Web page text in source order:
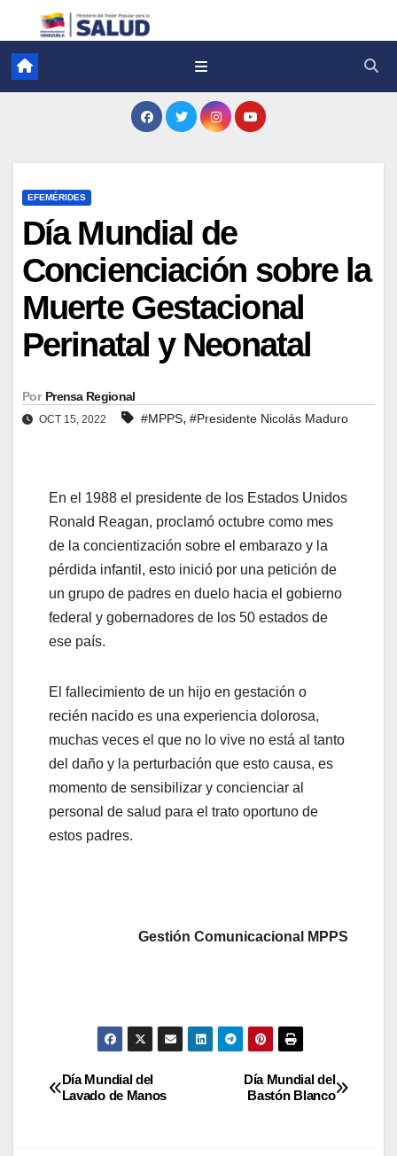
EFEMÉRIDES
Día Mundial de
Concienciación sobre la
Muerte Gestacional
Perinatal y Neonatal
Por Prensa Regional
OCT 15, 2022 #MPPS, #Presidente Nicolás Maduro
En el 1988 el presidente de los Estados Unidos
Ronald Reagan, proclamó octubre como mes
de la concientización sobre el embarazo y la
pérdida infantil, esto inició por una petición de
un grupo de padres en duelo hacia el gobierno
federal y gobernadores de los 50 estados de
ese país.
El fallecimiento de un hijo en gestación o
recién nacido es una experiencia dolorosa,
muchas veces el que no lo vive no está al tanto
del daño y la perturbación que esto causa, es
momento de sensibilizar y concienciar al
personal de salud para el trato oportuno de
estos padres.
Gestión Comunicacional MPPS
Día Mundial del
Bastón Blanco
Día Mundial del
Lavado de Manos